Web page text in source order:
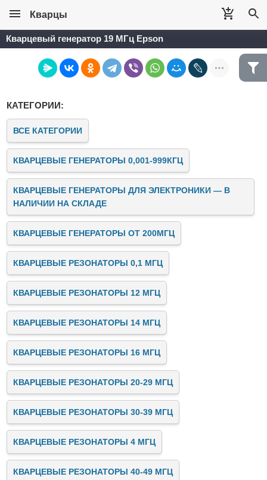
Кварцы
Кварцевый генератор 19 МГц Epson
КАТЕГОРИИ:
ВСЕ КАТЕГОРИИ
КВАРЦЕВЫЕ ГЕНЕРАТОРЫ 0,001-999КГЦ
КВАРЦЕВЫЕ ГЕНЕРАТОРЫ ДЛЯ ЭЛЕКТРОНИКИ — В
НАЛИЧИИ НА СКЛАДЕ
КВАРЦЕВЫЕ ГЕНЕРАТОРЫ ОТ 200МГЦ
КВАРЦЕВЫЕ РЕЗОНАТОРЫ 0,1 МГЦ
КВАРЦЕВЫЕ РЕЗОНАТОРЫ 12 МГЦ
КВАРЦЕВЫЕ РЕЗОНАТОРЫ 14 МГЦ
КВАРЦЕВЫЕ РЕЗОНАТОРЫ 16 МГЦ
КВАРЦЕВЫЕ РЕЗОНАТОРЫ 20-29 МГЦ
КВАРЦЕВЫЕ РЕЗОНАТОРЫ 30-39 МГЦ
КВАРЦЕВЫЕ РЕЗОНАТОРЫ 4 МГЦ
КВАРЦЕВЫЕ РЕЗОНАТОРЫ 40-49 МГЦ